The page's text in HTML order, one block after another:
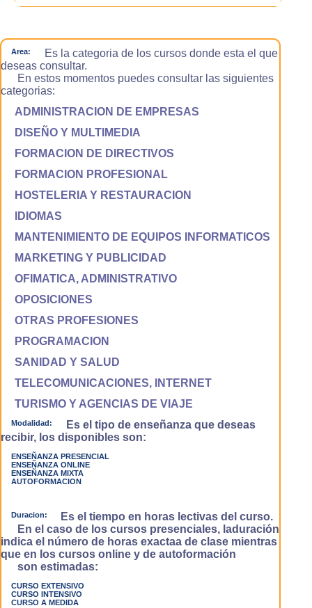
Area:
Es la categoria de los cursos donde esta el que
deseas consultar.
En estos momentos puedes consultar las siguientes
categorias:
ADMINISTRACION DE EMPRESAS
DISEÑO Y MULTIMEDIA
FORMACION DE DIRECTIVOS
FORMACION PROFESIONAL
HOSTELERIA Y RESTAURACION
IDIOMAS
MANTENIMIENTO DE EQUIPOS INFORMATICOS
MARKETING Y PUBLICIDAD
OFIMATICA, ADMINISTRATIVO
OPOSICIONES
OTRAS PROFESIONES
PROGRAMACION
SANIDAD Y SALUD
TELECOMUNICACIONES, INTERNET
TURISMO Y AGENCIAS DE VIAJE
Modalidad:
Es el tipo de enseñanza que deseas
recibir, los disponibles son:
ENSEÑANZA PRESENCIAL
ENSEÑANZA ONLINE
ENSEÑANZA MIXTA
AUTOFORMACION
Duracion:
Es el tiempo en horas lectivas del curso.
En el caso de los cursos presenciales, laduración
indica el número de horas exactaa de clase mientras
que en los cursos online y de autoformación
son estimadas:
CURSO EXTENSIVO
CURSO INTENSIVO
CURSO A MEDIDA